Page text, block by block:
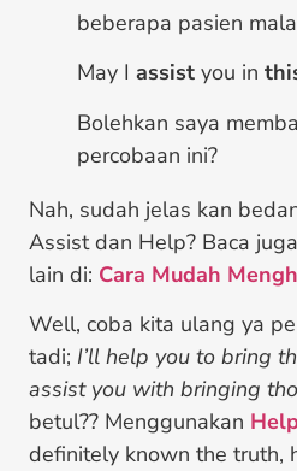
beberapa pasien
May I assist you in
Bolehkan saya
percobaan ini?
Nah, sudah jelas kan
Assist dan Help? Baca
lain di: Cara Mudah
Well, coba kita ulang ya
tadi; I’ll help you to bring
assist you with bringing
betul?? Menggunakan
definitely known the truth,